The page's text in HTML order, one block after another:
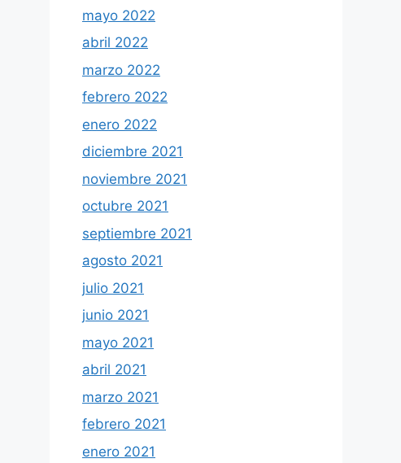
mayo 2022
abril 2022
marzo 2022
febrero 2022
enero 2022
diciembre 2021
noviembre 2021
octubre 2021
septiembre 2021
agosto 2021
julio 2021
junio 2021
mayo 2021
abril 2021
marzo 2021
febrero 2021
enero 2021